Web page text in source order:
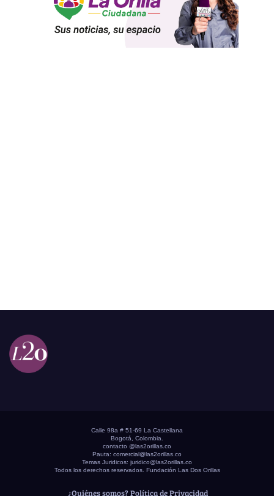
Calle 98a # 51-69 La Castellana
Bogotá, Colombia.
contacto @las2orillas.co
Pauta: comercial@las2orillas.co
Temas Juridicos: juridico@las2orillas.co
Todos los derechos reservados. Fundación Las Dos Orillas
¿Quiénes somos? Política de Privacidad